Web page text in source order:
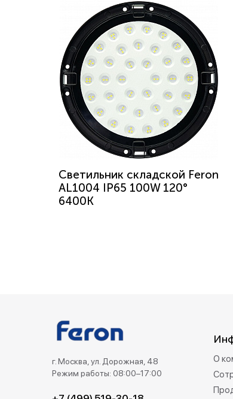
Светильник складской Feron
AL1004 IP65 100W 120°
6400K
г. Москва, ул. Дорожная, 48
Режим работы: 08:00–17:00
О